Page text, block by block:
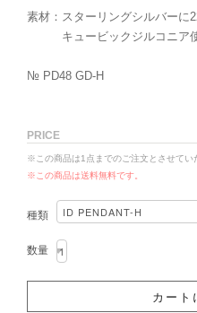
素材：スターリングシルバーに
キュービックジルコニア
№ PD48 GD-H
PRICE
※この商品は1点までのご注文とさせてい
※この商品は送料無料です。
種類
数量